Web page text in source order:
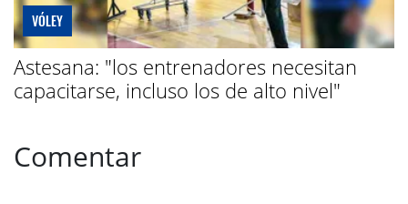
VÓLEY
Astesana: "los entrenadores necesitan
capacitarse, incluso los de alto nivel"
Comentar